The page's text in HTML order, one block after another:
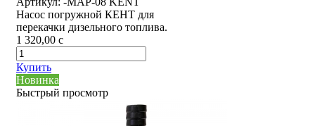
Насос погружной КЕНТ для
перекачки дизельного топлива.
1 320,00 c
Купить
Новинка
Быстрый просмотр